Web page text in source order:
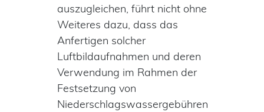
auszugleichen, führt nicht ohne
Weiteres dazu, dass das
Anfertigen solcher
Luftbildaufnahmen und deren
Verwendung im Rahmen der
Festsetzung von
Niederschlagswasser­gebühren